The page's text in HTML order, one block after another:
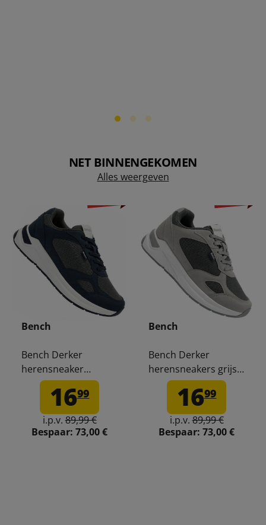
NET BINNENGEKOMEN
Alles weergeven
Bench
Bench Derker
herensneaker
navy/grijs BEN1028-
1699
i.p.v.89,99 €
Bespaar: 73,00 €
Bench
Bench Derker
herensneakers grijs
BEN1028-P10
1699
i.p.v.89,99 €
Bespaar: 73,00 €